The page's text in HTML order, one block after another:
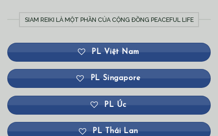
SIAM REIKI LÀ MỘT PHẦN CỦA CỘNG ĐỒNG PEACEFUL LIFE
PL Việt Nam
PL Singapore
PL Úc
PL Thái Lan